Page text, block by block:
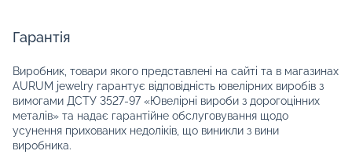
Гарантія
Виробник, товари якого представлені на сайті та в магазинах
AURUM jewelry гарантує відповідність ювелірних виробів з
вимогами ДСТУ 3527-97 «Ювелірні вироби з дорогоцінних
металів» та надає гарантійне обслуговування щодо
усунення прихованих недоліків, що виникли з вини
виробника.